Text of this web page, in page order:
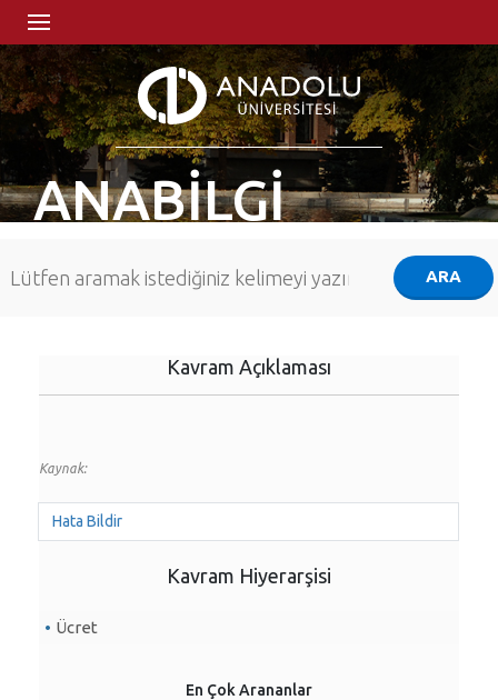
ANABİLGİ
Kavram Açıklaması
Kaynak:
Hata Bildir
Kavram Hiyerarşisi
Ücret
En Çok Arananlar